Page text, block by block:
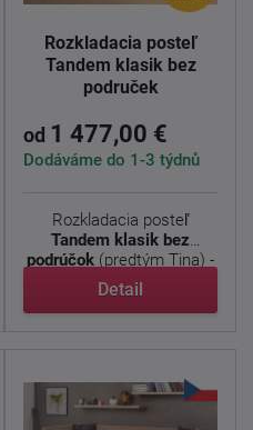
Rozkladacia posteľ
Tandem klasik bez
područek
od 1 477,00 €
Dodáváme do 1-3 týdnů
Rozkladacia posteľ
Tandem klasik bez
podrúčok (predtým Tina) -
ľavé ...
Detail